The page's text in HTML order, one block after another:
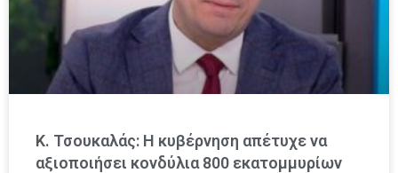
Κ. Τσουκαλάς: Η κυβέρνηση απέτυχε να
αξιοποιήσει κονδύλια 800 εκατομμυρίων